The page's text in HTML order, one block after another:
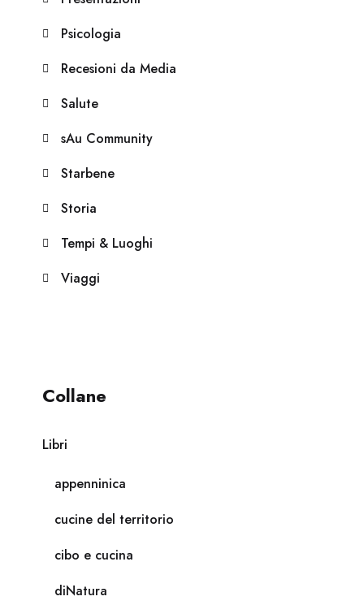
Psicologia
Recesioni da Media
Salute
sAu Community
Starbene
Storia
Tempi & Luoghi
Viaggi
Collane
Libri
appenninica
cucine del territorio
cibo e cucina
diNatura